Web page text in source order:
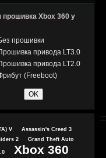
прошивка Xbox 360 у
прошивки
привода LT3.0
привода LT2.0
(Freeboot)
V
Assassin's Creed 3
2
Grand Theft Auto
Xbox 360